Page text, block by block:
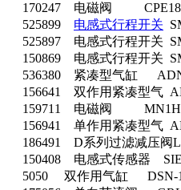
170247 电磁阀 CPE18-
525899 电感式行程开关
525897 电感式行程开关
150869 电感式行程开关
536380 紧凑型气缸
156641 双作用紧凑型气
159711 电磁阀 MN1H-
156941 单作用紧凑型气
186491 D系列过滤减压阀
150408 电感式传感器
5050 双作用气缸 DSN-